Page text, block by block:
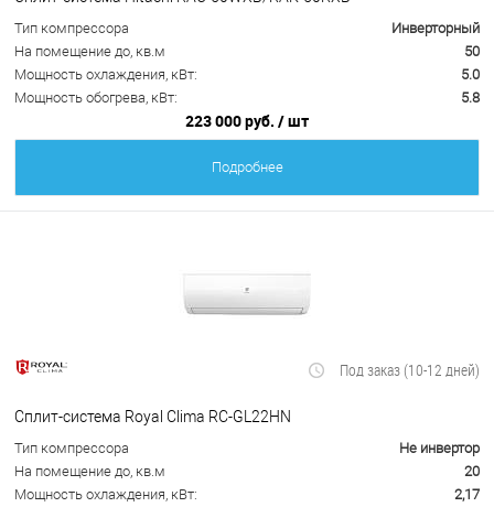
Тип компрессора
Инверторный
На помещение до, кв.м
50
Мощность охлаждения, кВт:
5.0
Мощность обогрева, кВт:
5.8
223 000 руб. / шт
Подробнее
Под заказ (10-12 дней)
Сплит-система Royal Clima RC-GL22HN
Тип компрессора
Не инвертор
На помещение до, кв.м
20
Мощность охлаждения, кВт:
2,17